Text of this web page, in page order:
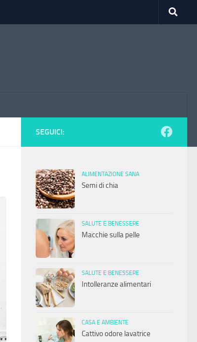
SEGUICI:
ALIMENTAZIONE SANA
Semi di chia
SALUTE E BENESSERE
Macchie sulla pelle
SALUTE E BENESSERE
Intolleranze alimentari
CASA E AMBIENTE
Cattivo odore lavatrice